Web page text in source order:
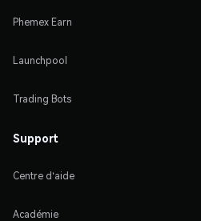
Phemex Earn
Launchpool
Trading Bots
Support
Centre d'aide
Académie